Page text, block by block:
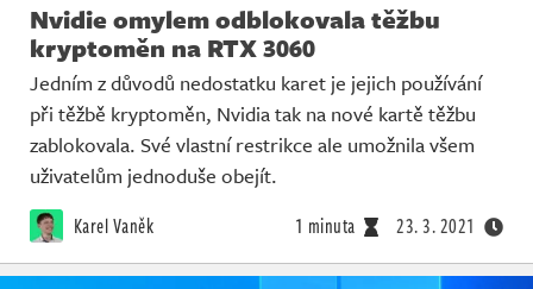
Nvidie omylem odblokovala těžbu
kryptoměn na RTX 3060
Jedním z důvodů nedostatku karet je jejich používání
při těžbě kryptoměn, Nvidia tak na nové kartě těžbu
zablokovala. Své vlastní restrikce ale umožnila všem
uživatelům jednoduše obejít.
Karel Vaněk 1 minuta 23. 3. 2021